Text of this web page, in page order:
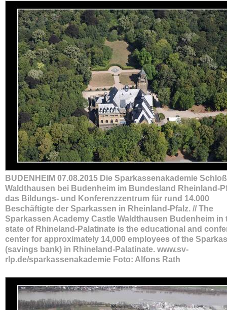
BUDENHEIM 07.08.2015 Die Sparkassenakademie Schloß
Waldthausen bei Budenheim im Bundesland Rheinland-
das Bildungs- und Konferenzzentrum für rund 14.000
Beschäftigte der Sparkassen in Rheinland-Pfalz. // The
Sparkassen Academy Castle Waldthausen Budenheim in
state of Rhineland-Palatinate is the educational and
center for approximately 14,000 employees of the
(savings bank) in Rhineland-Palatinate. www.sv-
rlp.de/sparkassenakademie Foto: Alfons Rath